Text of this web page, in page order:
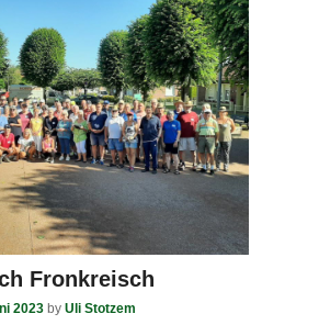
Fronkreisch
2023 by Uli Stotzem